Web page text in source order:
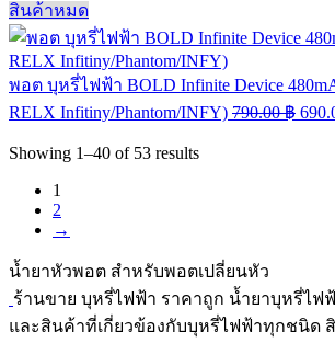
สินค้าหมด
พอต บุหรี่ไฟฟ้า BOLD Infinite Device
RELX Infitiny/Phantom/INFY) 790.00฿
Showing 1–40 of 53 results
1
2
→
น้ำยาหัวพอต สำหรับพอตเปลี่ยนหัว
ร้านขาย บุหรี่ไฟฟ้า ราคาถูก น้ำยาบุหรี่ไฟฟ้
และสินค้าที่เกี่ยวข้องกับบุหรี่ไฟฟ้าทุกชนิด